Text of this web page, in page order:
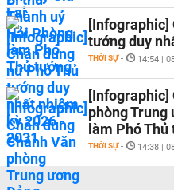
[Infographic]
tướng duy
THỜI SỰ - 14:54 |
[Infographic]
phòng Trung
làm Phó
THỜI SỰ - 14:38 |